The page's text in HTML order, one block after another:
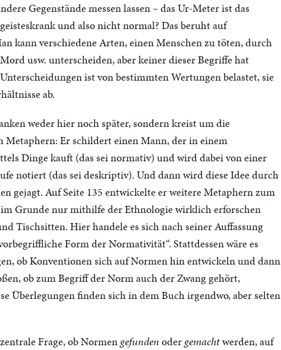
Gegenstände messen lassen – das Ur-Meter ist das
und also nicht normal? Das beruht auf
kann verschiedene Arten, einen Menschen zu töten, durch
usw. unterscheiden, aber keiner dieser Begriffe hat
ist von bestimmten Wertungen belastet, sie
ab.
weder hier noch später, sondern kreist um die
Er schildert einen Mann, der in einem
Dinge kauft (das sei normativ) und wird dabei von einer
notiert (das sei deskriptiv). Und dann wird diese Idee durch
gejagt. Auf Seite 135 entwickelte er weitere Metaphern zum
Grunde nur mithilfe der Ethnologie wirklich erforschen
Tischsitten. Hier handele es sich nach seiner Auffassung
Form der Normativität“. Stattdessen wäre es
ob Konventionen sich auf Normen hin entwickeln und dann
ob zum Begriff der Norm auch der Zwang gehört,
Überlegungen finden sich in dem Buch irgendwo, aber selten
Frage, ob Normengefunden odergemachtwerden, auf